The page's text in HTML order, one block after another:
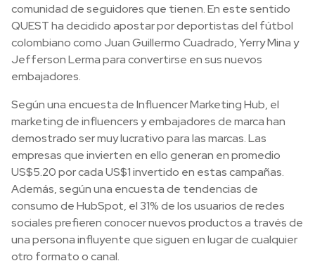
comunidad de seguidores que tienen. En este sentido
QUEST ha decidido apostar por deportistas del fútbol
colombiano como Juan Guillermo Cuadrado, Yerry Mina y
Jefferson Lerma para convertirse en sus nuevos
embajadores.
Según una encuesta de Influencer Marketing Hub, el
marketing de influencers y embajadores de marca han
demostrado ser muy lucrativo para las marcas. Las
empresas que invierten en ello generan en promedio
US$5.20 por cada US$1 invertido en estas campañas.
Además, según una encuesta de tendencias de
consumo de HubSpot, el 31% de los usuarios de redes
sociales prefieren conocer nuevos productos a través de
una persona influyente que siguen en lugar de cualquier
otro formato o canal.